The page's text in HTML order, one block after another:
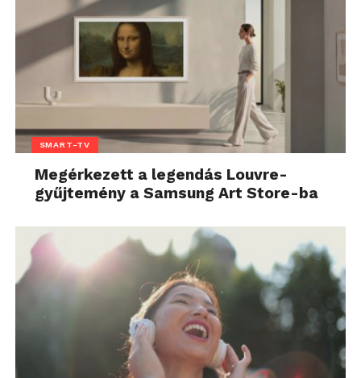
SMART-TV
Megérkezett a legendás Louvre-
gyűjtemény a Samsung Art Store-ba